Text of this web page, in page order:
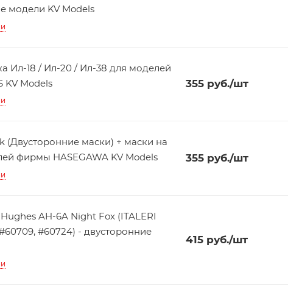
модели KV Models
/ Ил-20 / Ил-38 для моделей
KV Models
355руб./шт
маски) + маски на
фирмы HASEGAWA KV Models
355руб./шт
AH-6A Night Fox (ITALERI
#60724) - двусторонние
415руб./шт